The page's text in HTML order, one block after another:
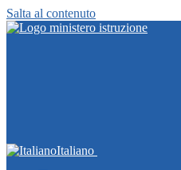
Salta al contenuto
Italiano